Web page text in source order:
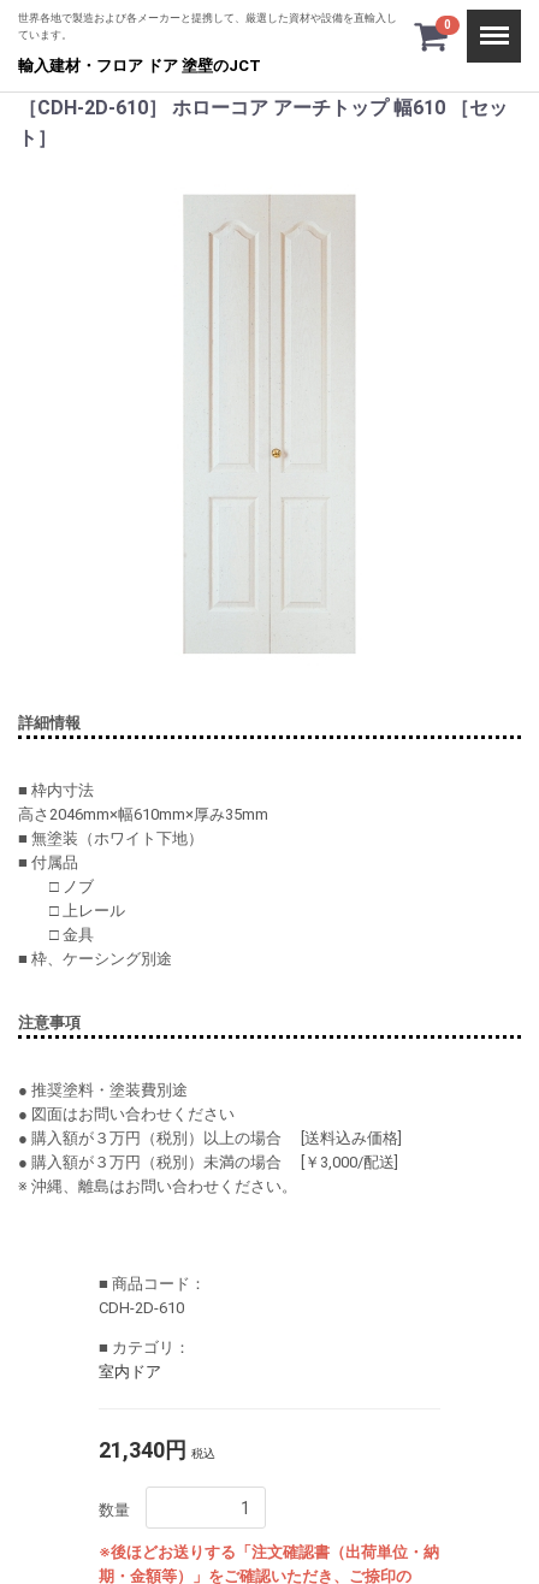
世界各地で製造および各メーカーと提携して、厳選した資材や設備を直輸入し
ています。
輸入建材・フロア ドア 塗壁のJCT
0
［CDH-2D-610］ ホローコア アーチトップ 幅610 ［セッ
ト］
詳細情報
■ 枠内寸法
高さ2046mm×幅610mm×厚み35mm
■ 無塗装（ホワイト下地）
■ 付属品
□ ノブ
□ 上レール
□ 金具
■ 枠、ケーシング別途
注意事項
● 推奨塗料・塗装費別途
● 図面はお問い合わせください
● 購入額が３万円（税別）以上の場合 [送料込み価格]
● 購入額が３万円（税別）未満の場合 [￥3,000/配送]
※ 沖縄、離島はお問い合わせください。
■ 商品コード：
CDH-2D-610
■ カテゴリ：
室内ドア
21,340円 税込
数量
※後ほどお送りする「注文確認書（出荷単位・納
期・金額等）」をご確認いただき、ご捺印の